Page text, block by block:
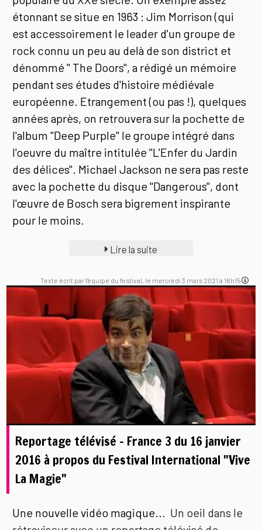
étonnant se situe en 1963 : Jim Morrison (qui
est accessoirement le leader d'un groupe de
rock connu un peu au delà de son district et
dénommé " The Doors", a rédigé un mémoire
pendant ses études d'histoire médiévale
européenne. Etrangement (ou pas !), quelques
années après, on retrouvera sur la pochette de
l'album "Deep Purple" le groupe intégré dans
l'oeuvre du maître intitulée "L'Enfer du Jardin
des délices". Michael Jackson ne sera pas reste
avec la pochette du disque "Dangerous", dont
l'œuvre de Bosch sera bigrement inspirante
pour le moins.
Lire la suite
Texte écrit par l'équipe du festival, le mercredi 3 mars 2021 à 16h15
Reportage télévisé - France 3 du 16 janvier
2016 à propos du Festival International "Vive
La Magie"
Une nouvelle vidéo magique... Un oeil dans le